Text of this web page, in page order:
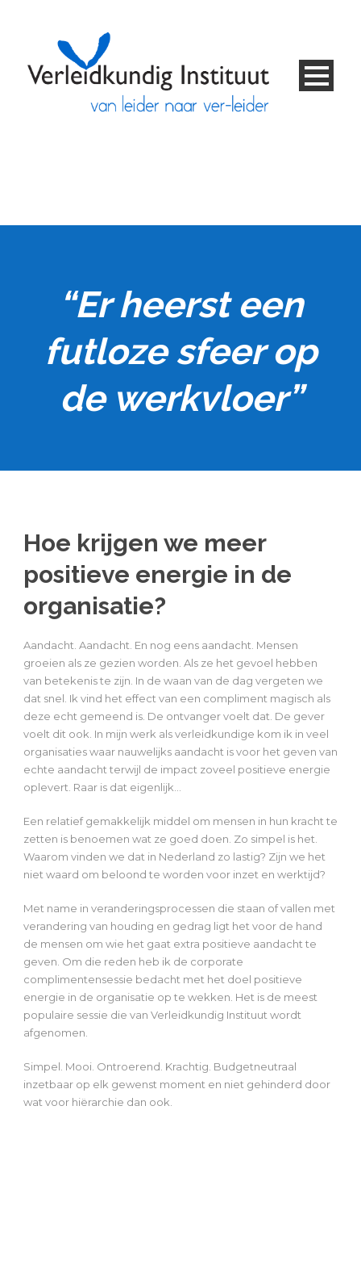
“Er heerst een
futloze sfeer op
de werkvloer”
Hoe krijgen we meer
positieve energie in de
organisatie?
Aandacht. Aandacht. En nog eens aandacht. Mensen
groeien als ze gezien worden. Als ze het gevoel hebben
van betekenis te zijn. In de waan van de dag vergeten we
dat snel. Ik vind het effect van een compliment magisch als
deze echt gemeend is. De ontvanger voelt dat. De gever
voelt dit ook. In mijn werk als verleidkundige kom ik in veel
organisaties waar nauwelijks aandacht is voor het geven van
echte aandacht terwijl de impact zoveel positieve energie
oplevert. Raar is dat eigenlijk…
Een relatief gemakkelijk middel om mensen in hun kracht te
zetten is benoemen wat ze goed doen. Zo simpel is het.
Waarom vinden we dat in Nederland zo lastig? Zijn we het
niet waard om beloond te worden voor inzet en werktijd?
Met name in veranderingsprocessen die staan of vallen met
verandering van houding en gedrag ligt het voor de hand
de mensen om wie het gaat extra positieve aandacht te
geven. Om die reden heb ik de corporate
complimentensessie bedacht met het doel positieve
energie in de organisatie op te wekken. Het is de meest
populaire sessie die van Verleidkundig Instituut wordt
afgenomen.
Simpel. Mooi. Ontroerend. Krachtig. Budgetneutraal
inzetbaar op elk gewenst moment en niet gehinderd door
wat voor hiërarchie dan ook.